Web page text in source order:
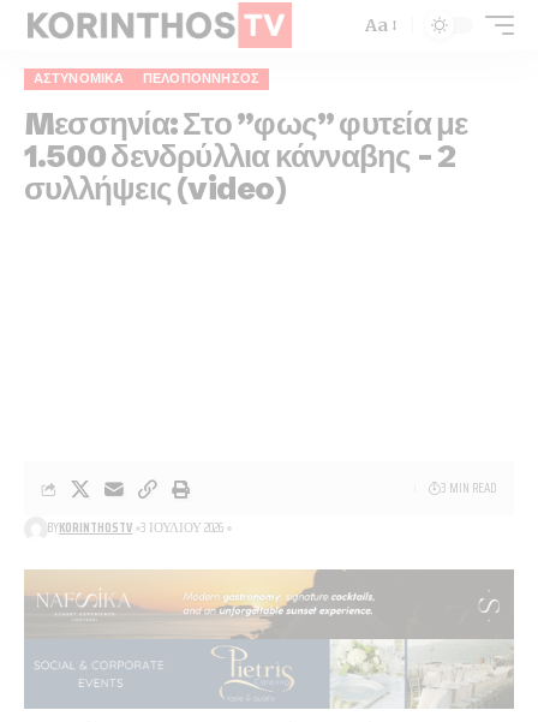
Aa
ΑΣΤΥΝΟΜΙΚΆ ΠΕΛΟΠΌΝΝΗΣΟΣ
Mεσσηνία: Στο ”φως” φυτεία με
1.500 δενδρύλλια κάνναβης – 2
συλλήψεις (video)
BYKORINTHOSTV 3 ΙΟΥΛΊΟΥ 2026
3 MIN READ